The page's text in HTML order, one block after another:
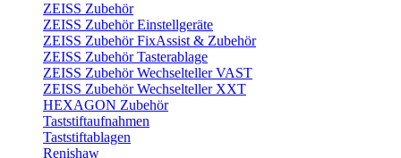
ZEISS Zubehör
ZEISS Zubehör Einstellgeräte
ZEISS Zubehör FixAssist & Zubehör
ZEISS Zubehör Tasterablage
ZEISS Zubehör Wechselteller VAST
ZEISS Zubehör Wechselteller XXT
HEXAGON Zubehör
Taststiftaufnahmen
Taststiftablagen
Renishaw